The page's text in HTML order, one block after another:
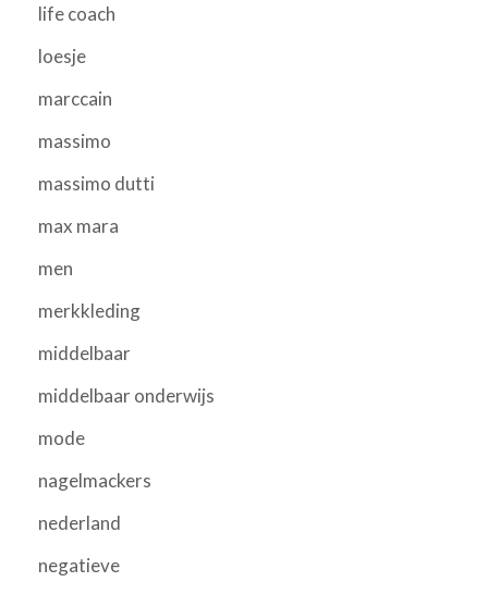
life coach
loesje
marccain
massimo
massimo dutti
max mara
men
merkkleding
middelbaar
middelbaar onderwijs
mode
nagelmackers
nederland
negatieve